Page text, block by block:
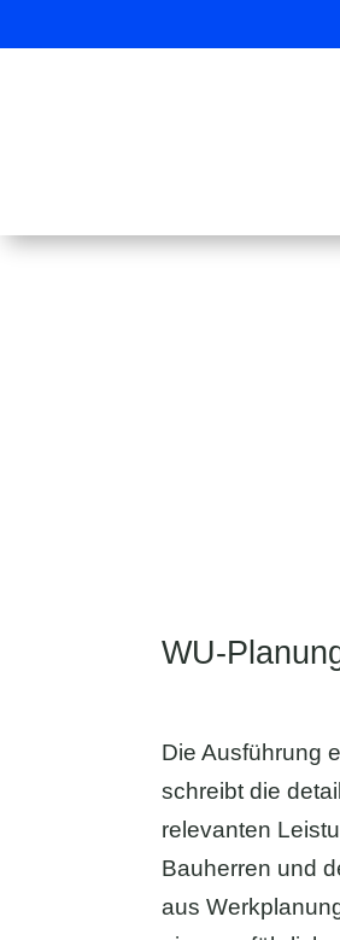
WU-
Die Ausführung
schreibt die
relevanten
Bauherren und
aus